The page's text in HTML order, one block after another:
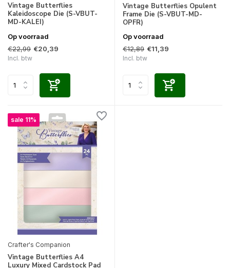
Vintage Butterflies
Kaleidoscope Die (S-VBUT-
MD-KALEI)
Op voorraad
€22,99 €20,39
Incl. btw
Vintage Butterflies Opulent
Frame Die (S-VBUT-MD-
OPFR)
Op voorraad
€12,89 €11,39
Incl. btw
sale 11%
Crafter's Companion
Vintage Butterflies A4
Luxury Mixed Cardstock Pad